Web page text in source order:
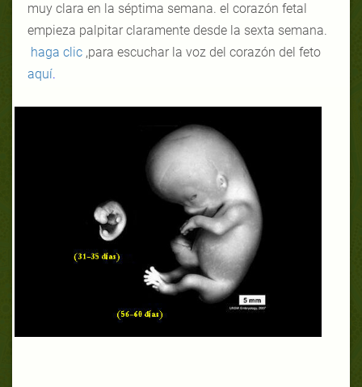
muy clara en la séptima semana. el corazón fetal
empieza palpitar claramente desde la sexta semana.
para escuchar la voz del corazón del feto,
haga clic
aquí.